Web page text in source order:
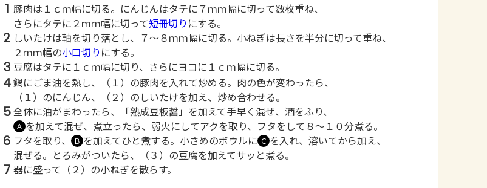
1 豚肉は１ｃｍ幅に切る。にんじんはタテに７ｍｍ幅に切って数枚重ね、
さらにタテに２ｍｍ幅に切って短冊切り にする。
2 しいたけは軸を切り落とし、７～８ｍｍ幅に切る。小ねぎは長さを半分に切って重ね、
２ｍｍ幅の小口切り にする。
3 豆腐はタテに１ｃｍ幅に切り、さらにヨコに１ｃｍ幅に切る。
4鍋にごま油を熱し、（１）の豚肉を入れて炒める。肉の色が変わったら、
（１）のにんじん、（２）のしいたけを加え、炒め合わせる。
5全体に油がまわったら、「熟成豆板醤」を加えて手早く混ぜ、酒をふり、
Ａ を加えて混ぜ、煮立ったら、弱火にしてアクを取り、フタをして８～１０分煮る。
6 フタを取り、 Ｂ を加えてひと煮する。小さめのボウルに Ｃ を入れ、溶いてから加え、
混ぜる。とろみがついたら、（３）の豆腐を加えてサッと煮る。
7 器に盛って（２）の小ねぎを散らす。